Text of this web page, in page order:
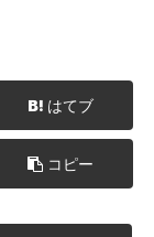
はてブ
コピー